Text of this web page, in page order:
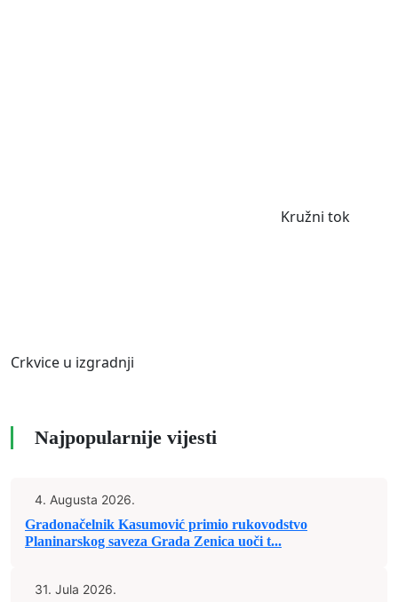
Kružni tok
Crkvice u izgradnji
Najpopularnije vijesti
4. Augusta 2026.
Gradonačelnik Kasumović primio rukovodstvo
Planinarskog saveza Grada Zenica uoči t...
31. Jula 2026.